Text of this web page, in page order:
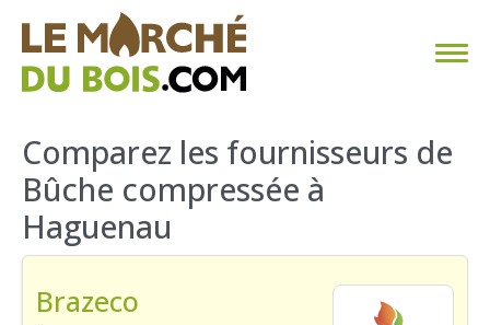
CHAUFFAGE AU BOIS
FAQ
CALCULER SA CONSOMMATION
TROUVER SON FOURNISSEUR
Comparez les fournisseurs de
Bûche compressée à
Haguenau
Brazeco